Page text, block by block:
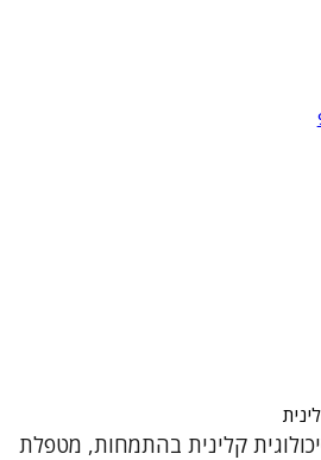
קלינית בהתמחות, מטפלת